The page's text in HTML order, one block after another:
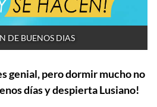
DE BUENOS DIAS
genial, pero dormir mucho no
días y despierta Lusiano!